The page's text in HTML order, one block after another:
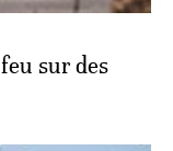
sur des